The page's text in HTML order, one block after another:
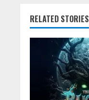
RELATED STORIES